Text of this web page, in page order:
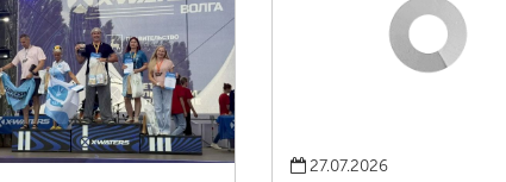
27.07.2026